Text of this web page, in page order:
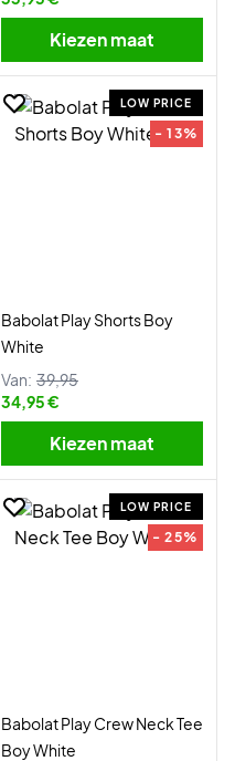
Kiezen maat
LOW PRICE
- 13%
Babolat Play Shorts Boy
White
Van: 39,95
34,95 €
Kiezen maat
LOW PRICE
- 25%
Babolat Play Crew Neck Tee
Boy White